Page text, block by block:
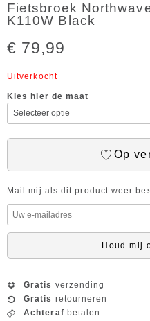
Fietsbroek
K110W Black
€ 79,99
Uitverkocht
Kies hier de maat
Op
Mail mij als dit product weer
Houd mij
Gratis verzending
Gratis retourneren
Achteraf betalen